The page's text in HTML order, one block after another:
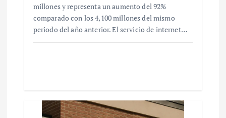
millones y representa un aumento del 92%
comparado con los 4,100 millones del mismo
periodo del año anterior. El servicio de internet…